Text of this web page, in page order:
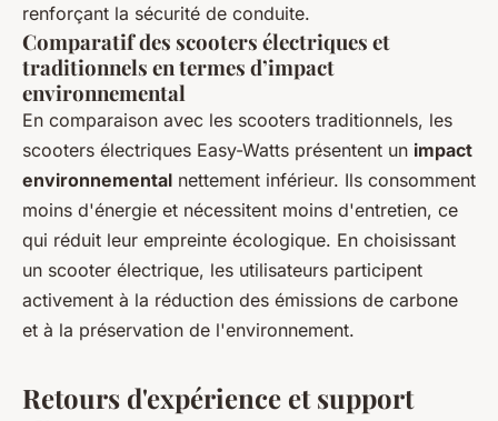
renforçant la sécurité de conduite.
Comparatif des scooters électriques et
traditionnels en termes d’impact
environnemental
En comparaison avec les scooters traditionnels, les
scooters électriques Easy-Watts présentent un impact
environnemental nettement inférieur. Ils consomment
moins d'énergie et nécessitent moins d'entretien, ce
qui réduit leur empreinte écologique. En choisissant
un scooter électrique, les utilisateurs participent
activement à la réduction des émissions de carbone
et à la préservation de l'environnement.
Retours d'expérience et support